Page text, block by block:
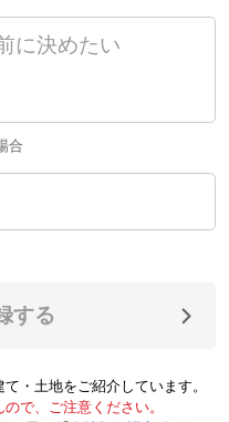
合
する
・土地をご紹介しています。
で、ご注意ください。